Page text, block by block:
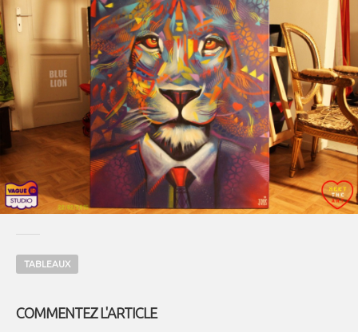
TABLEAUX
COMMENTEZ L'ARTICLE